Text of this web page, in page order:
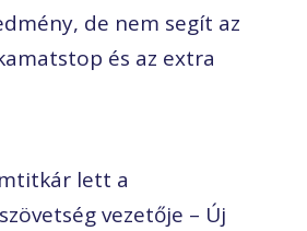
de nem segít az
és az extra
lett a
vezetője – Új